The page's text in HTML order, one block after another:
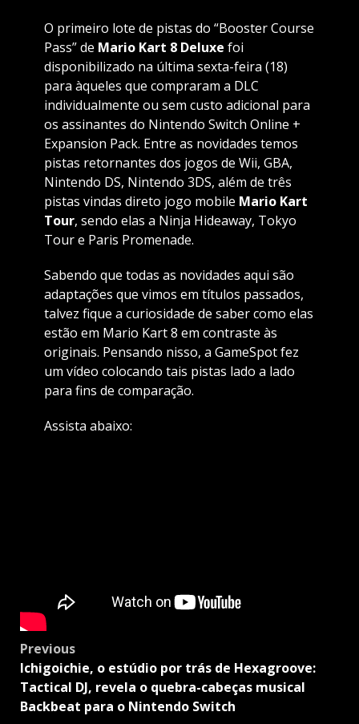
O primeiro lote de pistas do “Booster Course
Pass” de Mario Kart 8 Deluxe foi
disponibilizado na última sexta-feira (18)
para àqueles que compraram a DLC
individualmente ou sem custo adicional para
os assinantes do Nintendo Switch Online +
Expansion Pack. Entre as novidades temos
pistas retornantes dos jogos de Wii, GBA,
Nintendo DS, Nintendo 3DS, além de três
pistas vindas direto jogo mobile Mario Kart
Tour, sendo elas a Ninja Hideaway, Tokyo
Tour e Paris Promenade.
Sabendo que todas as novidades aqui são
adaptações que vimos em títulos passados,
talvez fique a curiosidade de saber como elas
estão em Mario Kart 8 em contraste às
originais. Pensando nisso, a GameSpot fez
um vídeo colocando tais pistas lado a lado
para fins de comparação.
Assista abaixo:
Post
navigation
Previous
Ichigoichie, o estúdio por trás de Hexagroove:
Tactical DJ, revela o quebra-cabeças musical
Backbeat para o Nintendo Switch